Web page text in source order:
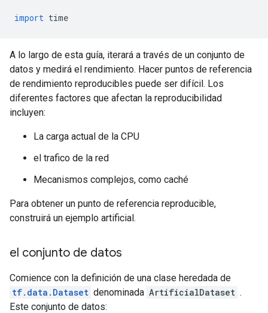
import time
A lo largo de esta guía, iterará a través de un conjunto de
datos y medirá el rendimiento. Hacer puntos de referencia
de rendimiento reproducibles puede ser difícil. Los
diferentes factores que afectan la reproducibilidad
incluyen:
La carga actual de la CPU
el trafico de la red
Mecanismos complejos, como caché
Para obtener un punto de referencia reproducible,
construirá un ejemplo artificial.
el conjunto de datos
Comience con la definición de una clase heredada de
tf.data.Dataset denominada ArtificialDataset .
Este conjunto de datos: